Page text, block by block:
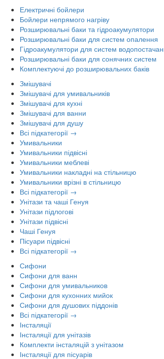
Електричні бойлери
Бойлери непрямого нагріву
Розширювальні баки та гідроакумулятори
Розширювальні баки для систем опалення
Гідроакумулятори для систем
Розширювальні баки для сонячних систем
Комплектуючі до розширювальних баків
Змішувачі
Змішувачі для умивальників
Змішувачі для кухні
Змішувачі для ванни
Змішувачі для душу
Всі підкатегорії →
Умивальники
Умивальники підвісні
Умивальники меблеві
Умивальники накладні на стільницю
Умивальники врізні в стільницю
Всі підкатегорії →
Унітази та чаші Генуя
Унітази підлогові
Унітази підвісні
Чаші Генуя
Пісуари підвісні
Всі підкатегорії →
Сифони
Сифони для ванн
Сифони для умивальников
Сифони для кухонних мийок
Сифони для душових піддонів
Всі підкатегорії →
Інсталяції
Інсталяції для унітазів
Комплекти інсталяцій з унітазом
Інсталяції для пісуарів